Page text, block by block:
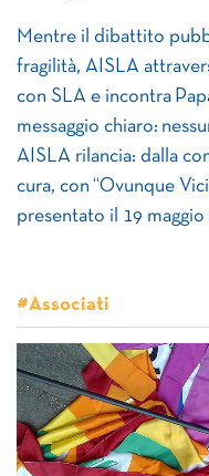
Mentre il dibattito
fragilità, AISLA
con SLA e incontra
messaggio chiaro:
AISLA rilancia: dalla
cura, con “Ovunque
presentato il 19
#Associati